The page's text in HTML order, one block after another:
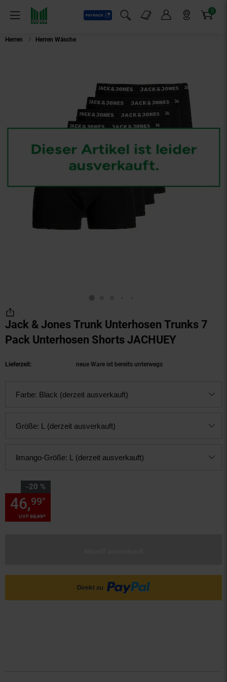
Menü
Payback
Suchfeld einblenden
Markt-Angebote 0
Artikel
Herren Herren Wäsche
Jack & Jones Trunk Unterhosen Trunks 7
Pack Unterhosen Shorts JACHUEY
Lieferzeit: neue Ware ist bereits unterwegs
Farbe: Black (derzeit ausverkauft)
Größe: L (derzeit ausverkauft)
limango-Größe: L (derzeit ausverkauft)
-20 %
Sie Sparen 20 Prozent,
UVP58,99*
46,99*